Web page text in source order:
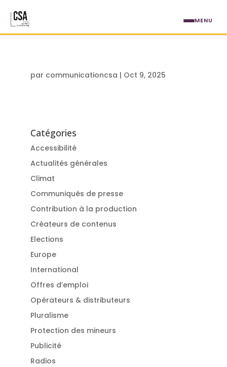
par communicationcsa | Oct 9, 2025
Catégories
Accessibilité
Actualités générales
Climat
Communiqués de presse
Contribution à la production
Créateurs de contenus
Elections
Europe
International
Offres d’emploi
Opérateurs & distributeurs
Pluralisme
Protection des mineurs
Publicité
Radios
MENU